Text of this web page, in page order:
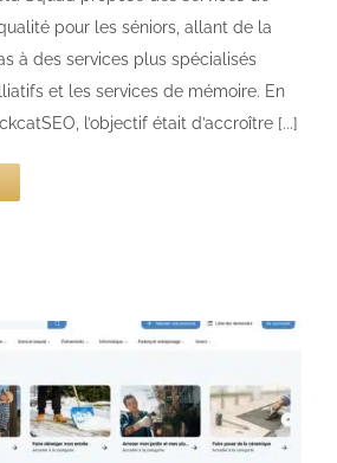
pour les séniors, allant de la
à des services plus spécialisés
et les services de mémoire. En
l’objectif était d’accroître [...]